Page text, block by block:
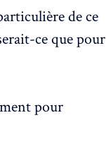
de ce
ce que pour
pour